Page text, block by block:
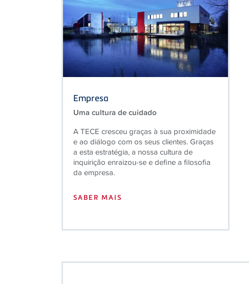
Uma cultura de cuidado
A TECE cresceu graças à sua proximidade
e ao diálogo com os seus clientes. Graças
a esta estratégia, a nossa cultura de
inquirição enraizou-se e define a filosofia
da empresa.